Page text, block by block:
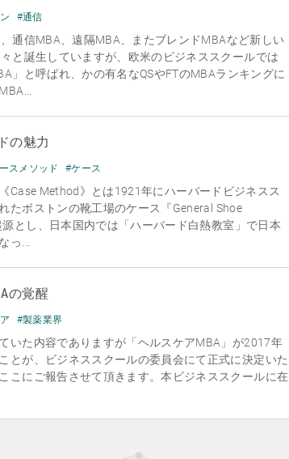
#通信
通信MBA、遠隔MBA、またブレンドMBAなど新しい
と誕生していますが、欧米のビジネススクールでは
」と呼ばれ、かの有名なQSやFTのMBAランキングに
の魅力
スメソッド #ケース
Case Method》とは1921年にハーバードビジネスス
たボストンの靴工場のケース『General Shoe
とし、日本国内では「ハーバード白熱教室」で日本
っ...
の覚醒
#製薬業界
いた内容でありますが「ヘルスケアMBA」が2017年
とが、ビジネススクールの委員会にて正式に決定いた
こにご報告させて頂きます。本ビジネススクールに在